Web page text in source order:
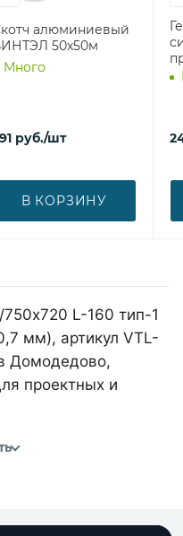
алюминиевый
50х50м
Много
руб./шт
В КОРЗИНУ
L-160 тип-1
мм), артикул VTL-
Домодедово,
проектных и